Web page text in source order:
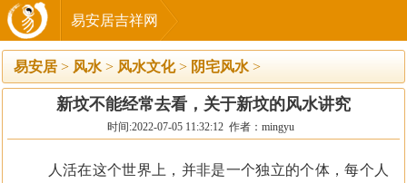
易安居吉祥网
易安居 > 风水 > 风水文化> 阴宅风水 >
新坟不能经常去看，关于新坟的风水讲究
时间:2022-07-05 11:32:12 作者：mingyu
人活在这个世界上，并非是一个独立的个体，每个人